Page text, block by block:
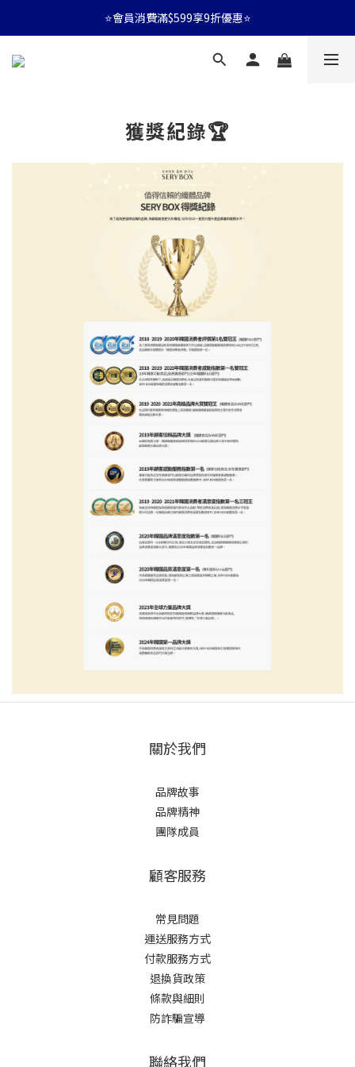
⭐會員消費滿$599享9折優惠⭐
⭐會員消費滿$599享9折優惠⭐
🚛消費滿$599 全店享免運🚛
獲獎紀錄🏆
關於我們
品牌故事
品牌精神
團隊成員
顧客服務
常見問題
運送服務方式
付款服務方式
退換貨政策
條款與細則
防詐騙宣導
聯絡我們